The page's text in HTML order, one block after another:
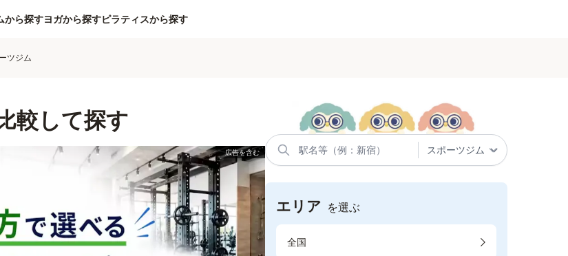
から探すヨガから探すピラティスから探す
ツジム
較して探す
エリア を選ぶ
全国